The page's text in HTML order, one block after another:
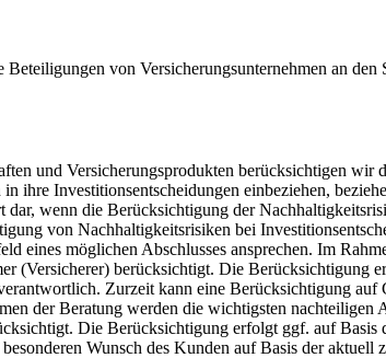
von Versicherungsunternehmen an den
und Versicherungsprodukten berücksichtigen wir
ihre Investitionsentscheidungen einbeziehen,
wenn die Berücksichtigung der
von Nachhaltigkeitsrisiken bei
eines möglichen Abschlusses ansprechen. Im
(Versicherer) berücksichtigt. Die Berücksichtigung
Zurzeit kann eine Berücksichtigung auf
der Beratung werden die wichtigsten nachteiligen
Die Berücksichtigung erfolgt ggf. auf Basis
Wunsch des Kunden auf Basis der aktuell